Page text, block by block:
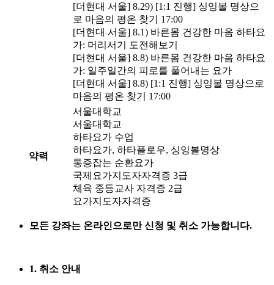
[더현대 서울] 8.29) [1:1 진행] 싱잉볼 명상으
로 마음의 평온 찾기 17:00
[더현대 서울] 8.1) 바른몸 건강한 마음 하타요
가: 머리서기 도전해보기
[더현대 서울] 8.8) 바른몸 건강한 마음 하타요
가: 일주일간의 피로를 풀어내는 요가
[더현대 서울] 8.8) [1:1 진행] 싱잉볼 명상으로
마음의 평온 찾기 17:00
약력
서울대학교
서울대학교
하타요가 수업
하타요가, 하타플로우, 싱잉볼명상
통증잡는 순환요가
국제요가지도자자격증 3급
체육 중등교사 자격증 2급
요가지도자자격증
모든 강좌는 온라인으로만 신청 및 취소 가능합니다.
1. 취소 안내